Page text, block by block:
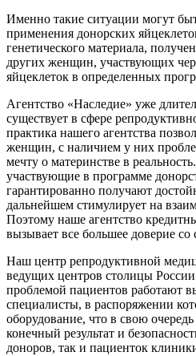
Именно такие ситуации могут
применения донорских
генетического материала,
других женщин, участвующих
яйцеклеток в определенных
Агентство «Наследие» уже
существует в сфере
практика нашего агентства
женщин, с наличием у них
мечту о материнстве в
участвующие в программе
гарантированно получают
дальнейшем стимулирует на
Поэтому наше агентство
вызывает все большее доверие
Наш центр репродуктивной
ведущих центров столицы
проблемой пациентов работают
специалисты, в распоряжении
оборудование, что в свою
конечный результат и
доноров, так и пациенток